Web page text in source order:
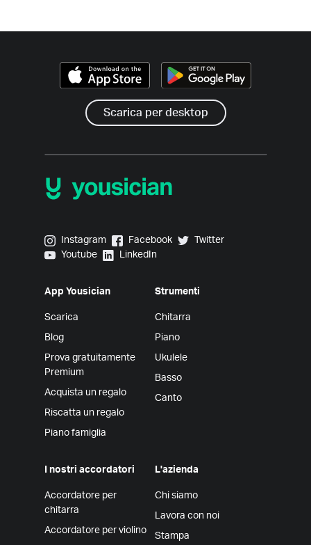
Scarica per desktop
Yousician on Instagram
Instagram Yousician on Facebook
Facebook Yousician on Twitter
Twitter
Yousician on Youtube
Youtube Yousician on LinkedIn
LinkedIn
App Yousician
Scarica
Blog
Prova gratuitamente
Premium
Acquista un regalo
Riscatta un regalo
Piano famiglia
Strumenti
Chitarra
Piano
Ukulele
Basso
Canto
I nostri accordatori
Accordatore per
chitarra
Accordatore per violino
L'azienda
Chi siamo
Lavora con noi
Stampa